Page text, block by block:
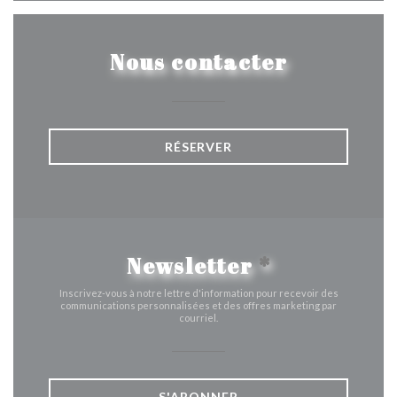
Nous contacter
RÉSERVER
Newsletter*
Inscrivez-vous à notre lettre d'information pour recevoir des
communications personnalisées et des offres marketing par
courriel.